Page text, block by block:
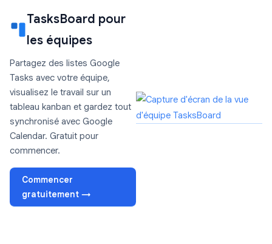
TasksBoard pour
les équipes
Partagez des listes Google
Tasks avec votre équipe,
visualisez le travail sur un
tableau kanban et gardez tout
synchronisé avec Google
Calendar. Gratuit pour
commencer.
Commencer
gratuitement →